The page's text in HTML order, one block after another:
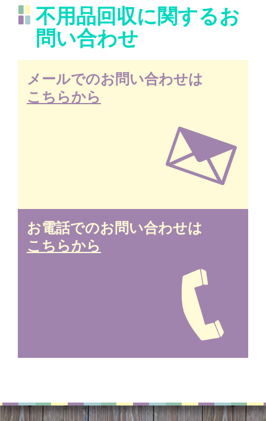
不用品回収に関するお
問い合わせ
メールでのお問い合わせは
こちらから
お電話でのお問い合わせは
こちらから